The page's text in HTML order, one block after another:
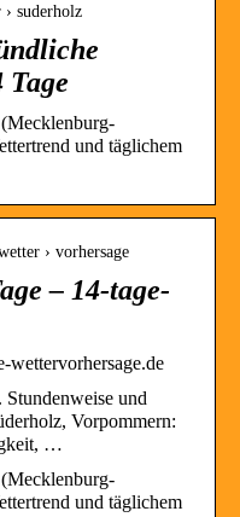
suderholz
Tage
und täglichem
› vorhersage
– 14-tage-
wettervorhersage.de
und
Vorpommern:
…
und täglichem